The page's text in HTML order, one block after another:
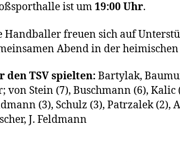
ist um 19:00 Uhr.
Handballer freuen sich auf
Abend in der
den TSV spielten: Bartylak,
von Stein (7), Buschmann (6), Kalic
(3), Schulz (3), Patrzalek (2),
J. Feldmann